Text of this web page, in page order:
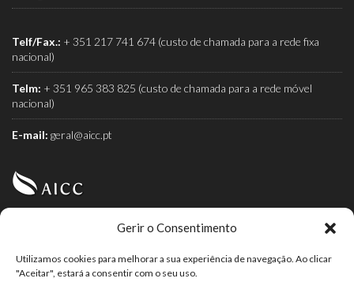
Gerir o Consentimento
Utilizamos cookies para melhorar a sua experiência de navegação. Ao clicar
"Aceitar", estará a consentir com o seu uso.
Telf/Fax.: + 351 217 741 674 (custo de chamada para a rede fixa
nacional)
Telm: + 351 965 383 825 (custo de chamada para a rede móvel
nacional)
E-mail: geral@aicc.pt
AICC (Associação Industrial e Comercial do Café) é a
associação dos torrefactores de café.